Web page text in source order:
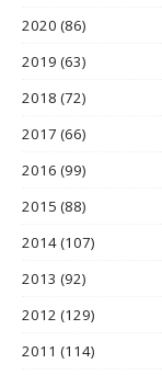
2020 (86)
2019 (63)
2018 (72)
2017 (66)
2016 (99)
2015 (88)
2014(107)
2013 (92)
2012 (129)
2011 (114)